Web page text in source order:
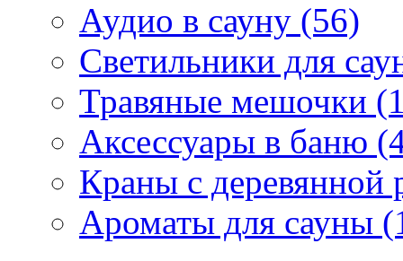
Аудио в сауну (56)
Светильники для
Травяные мешочки
Аксессуары в баню
Краны с деревянной
Ароматы для сауны